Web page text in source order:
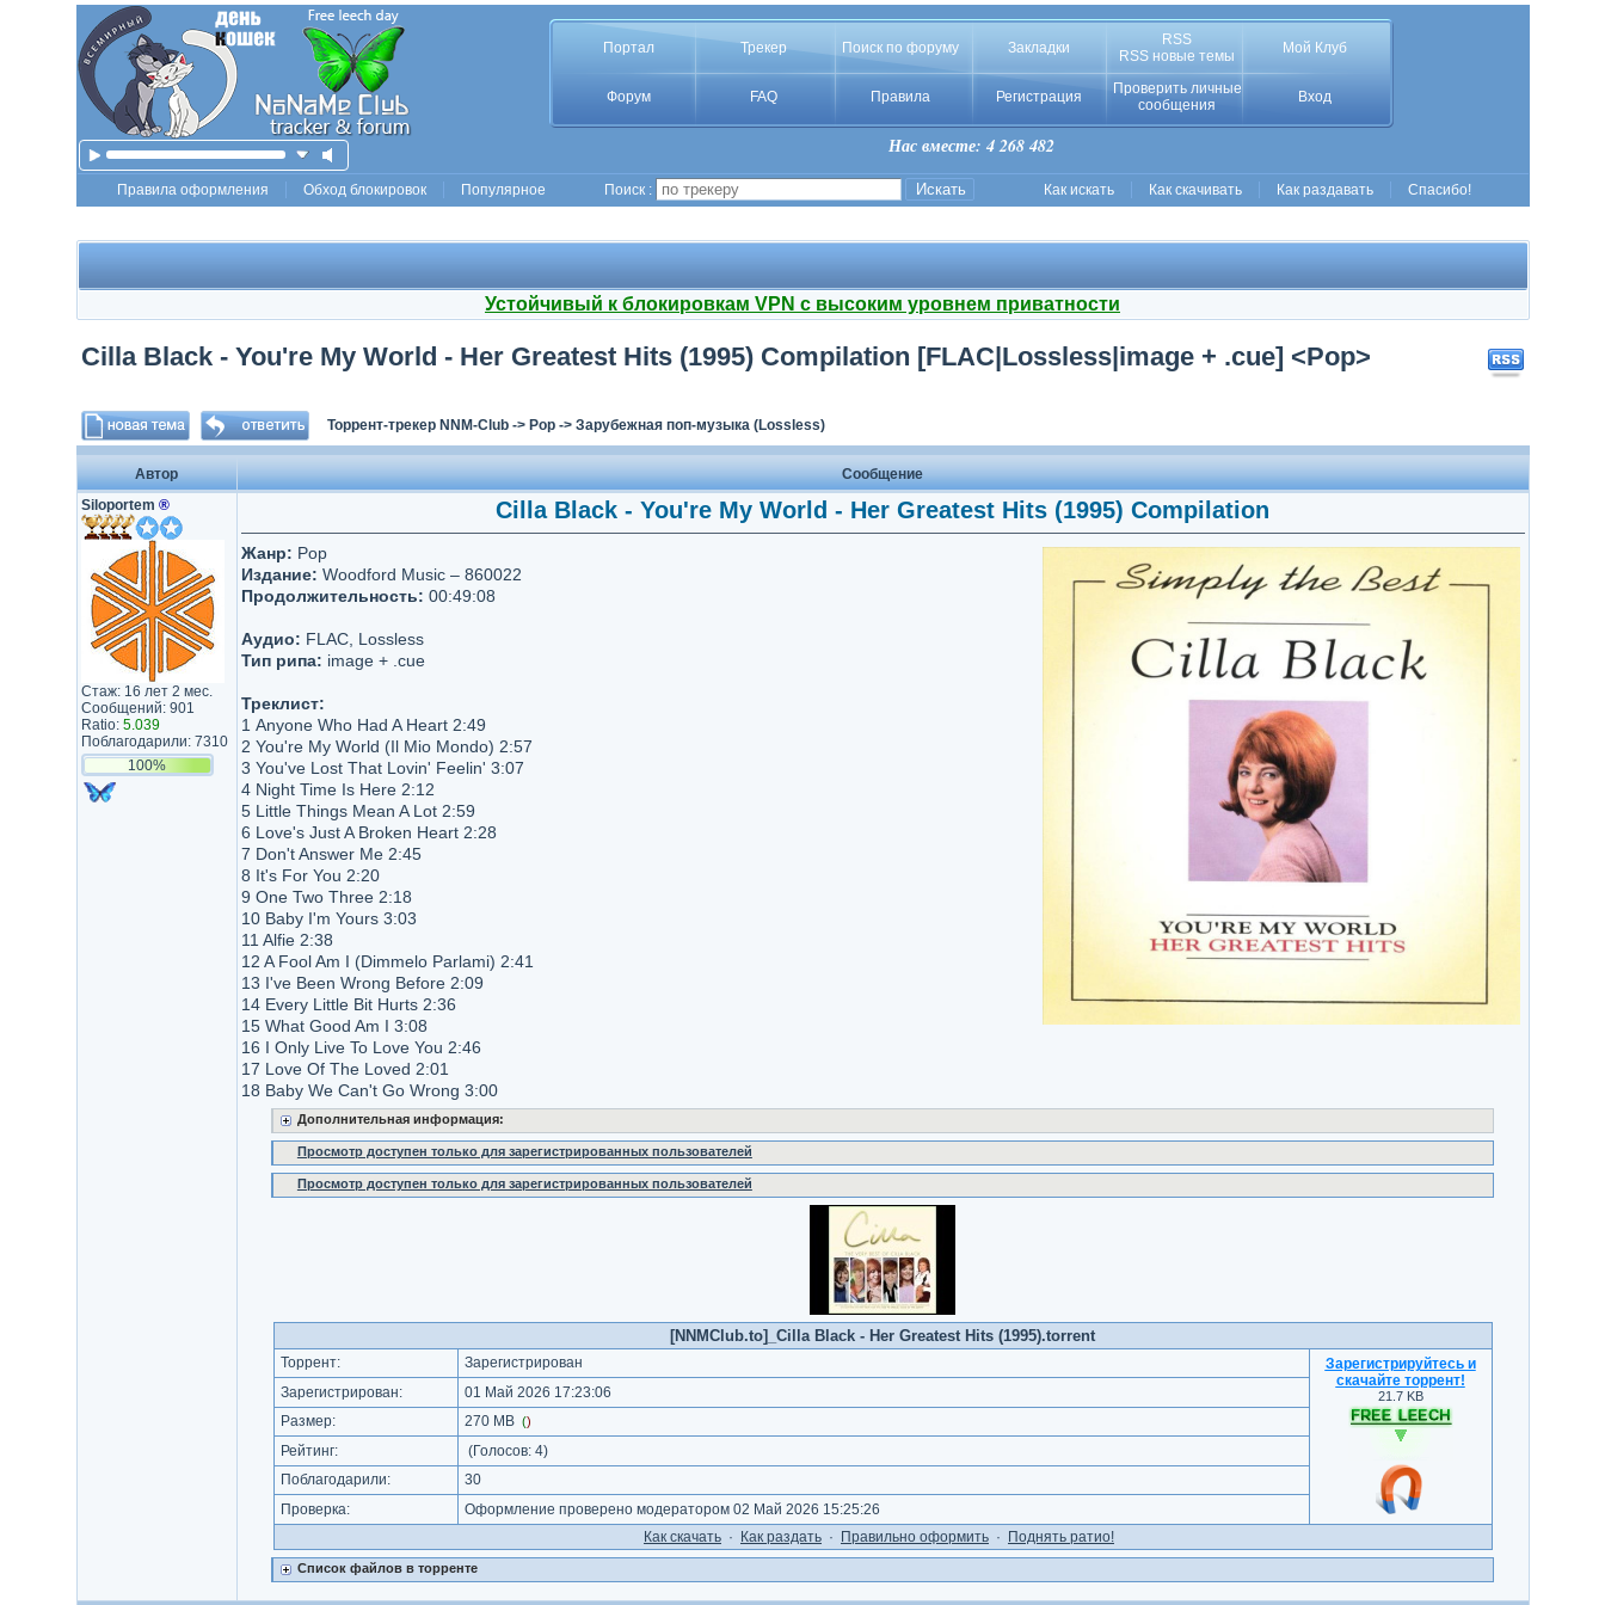
Портал Трекер Поиск по форуму Закладки
RSS
RSS новые темы
Мой Клуб
Форум FAQ Правила Регистрация
Проверить личные
сообщения
Вход
Нас вместе: 4 268 482
Правила оформления Обход блокировок Популярное Поиск : Как искать Как скачивать Как раздавать Спасибо!
Устойчивый к блокировкам VPN с высоким уровнем приватности
Cilla Black - You're My World - Her Greatest Hits (1995) Compilation [FLAC|Lossless|image + .cue] <Pop>
Торрент-трекер NNM-Club-> Pop-> Зарубежная поп-музыка (Lossless)
Автор
Сообщение
Siloportem ®
Стаж: 16 лет 2 мес.
Сообщений: 901
Ratio: 5.039
Поблагодарили: 7310
100%
Cilla Black - You're My World - Her Greatest Hits (1995) Compilation
Жанр: Pop
Издание: Woodford Music – 860022
Продолжительность: 00:49:08
Аудио: FLAC, Lossless
Тип рипа: image + .cue
Треклист:
1 Anyone Who Had A Heart 2:49
2 You're My World (Il Mio Mondo) 2:57
3 You've Lost That Lovin' Feelin' 3:07
4 Night Time Is Here 2:12
5 Little Things Mean A Lot 2:59
6 Love's Just A Broken Heart 2:28
7 Don't Answer Me 2:45
8 It's For You 2:20
9 One Two Three 2:18
10 Baby I'm Yours 3:03
11 Alfie 2:38
12 A Fool Am I (Dimmelo Parlami) 2:41
13 I've Been Wrong Before 2:09
14 Every Little Bit Hurts 2:36
15 What Good Am I 3:08
16 I Only Live To Love You 2:46
17 Love Of The Loved 2:01
18 Baby We Can't Go Wrong 3:00
Дополнительная информация:
Просмотр доступен только для зарегистрированных пользователей
Просмотр доступен только для зарегистрированных пользователей
[NNMClub.to]_Cilla Black - Her Greatest Hits (1995).torrent
Торрент: Зарегистрирован
Зарегистрируйтесь и
скачайте торрент!
21.7 KB
Зарегистрирован:
01 Май 2026 17:23:06
Размер:
270 MB ()
Рейтинг: (Голосов: 4)
Поблагодарили:
30
Проверка:
Оформление проверено модератором 02 Май 2026 15:25:26
Как cкачать · Как раздать · Правильно оформить · Поднять ратио!
Список файлов в торренте